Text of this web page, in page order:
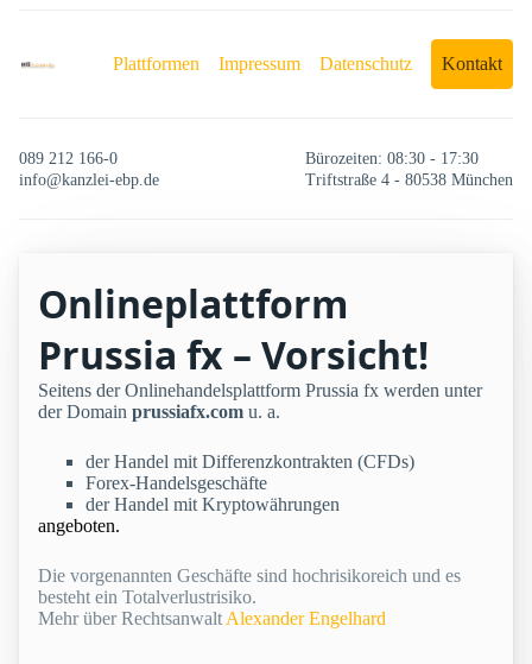
Plattformen Impressum Datenschutz Kontakt
089 212 166-0
info@kanzlei-ebp.de
Bürozeiten: 08:30 - 17:30
Triftstraße 4 - 80538 München
Onlineplattform
Prussia fx – Vorsicht!
Seitens der Onlinehandelsplattform Prussia fx werden unter
der Domain prussiafx.com u. a.
der Handel mit Differenzkontrakten (CFDs)
Forex-Handelsgeschäfte
der Handel mit Kryptowährungen
angeboten.
Die vorgenannten Geschäfte sind hochrisikoreich und es
besteht ein Totalverlustrisiko.
Mehr über Rechtsanwalt Alexander Engelhard